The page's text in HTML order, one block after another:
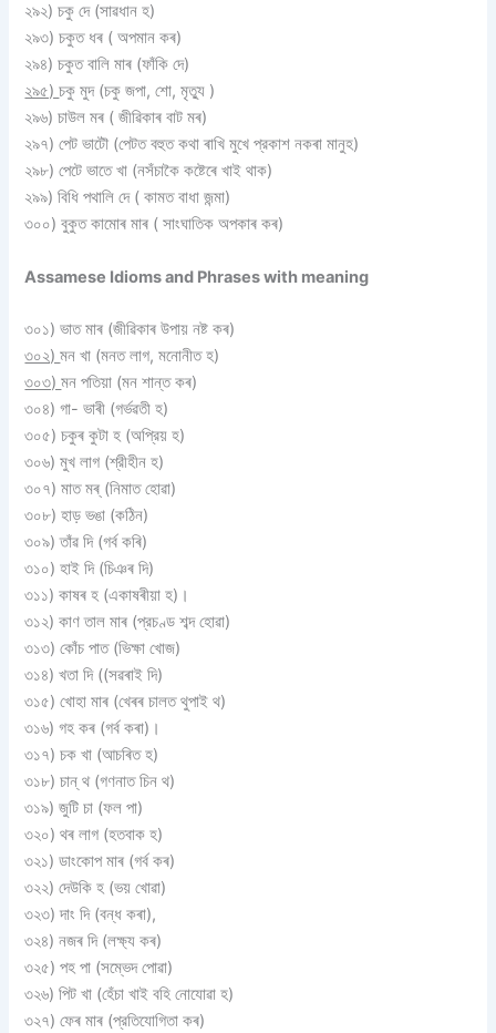
২৯২) চকু দে (সাৱধান হ)
২৯৩) চকুত ধৰ ( অপমান কৰ)
২৯৪) চকুত বালি মাৰ (ফাঁকি দে)
২৯৫)চকু মুদ (চকু জপা, শাে, মৃত্যু )
২৯৬) চাউল মৰ ( জীৱিকাৰ বাট মৰ)
২৯৭) পেট ভাটৌ (পেটত বহুত কথা ৰাখি মুখে প্রকাশ নকৰা মানুহ)
২৯৮) পেটে ভাতে খা (নসঁচাকৈ কষ্টেৰে খাই থাক)
২৯৯) বিধি পথালি দে ( কামত বাধা জন্মা)
৩০০) বুকুত কামােৰ মাৰ ( সাংঘাতিক অপকাৰ কৰ)
Assamese Idioms and Phrases with meaning
৩০১) ভাত মাৰ (জীৱিকাৰ উপায় নষ্ট কৰ)
৩০২)মন খা (মনত লাগ, মনােনীত হ)
৩০৩)মন পতিয়া (মন শান্ত কৰ)
৩০৪) গা- ভাৰী (গৰ্ভৱতী হ)
৩০৫) চকুৰ কুটা হ (অপ্রিয় হ)
৩০৬) মুখ লাগ (শ্রীহীন হ)
৩০৭) মাত মৰ্ (নিমাত হােৱা)
৩০৮) হাড় ভঙা (কঠিন)
৩০৯) তাঁৱ দি (গর্ব কৰি)
৩১০) হাই দি (চিঞৰ দি)
৩১১) কাষৰ হ (একাষৰীয়া হ)।
৩১২) কাণ তাল মাৰ (প্রচণ্ড শব্দ হােৱা)
৩১৩) কোঁচ পাত (ভিক্ষা খােজ)
৩১৪) খতা দি ((সৱৰাই দি)
৩১৫) খোহা মাৰ (খেৰৰ চালত থুপাই থ)
৩১৬) গহ কৰ (গর্ব কৰা)।
৩১৭) চক খা (আচৰিত হ)
৩১৮) চান্ থ (গণনাত চিন থ)
৩১৯) জুটি চা (ফল পা)
৩২০) থৰ লাগ (হতবাক হ)
৩২১) ডাংকোপ মাৰ (গর্ব কৰ)
৩২২) দেউকি হ (ভয় খােৱা)
৩২৩) দাং দি (বন্ধ কৰা),
৩২৪) নজৰ দি (লক্ষ্য কৰ)
৩২৫) পহ পা (সম্ভেদ পােৱা)
৩২৬) পিট খা (হেঁচা খাই বহি নােযােৱা হ)
৩২৭) ফেৰ মাৰ (প্রতিযােগিতা কৰ)